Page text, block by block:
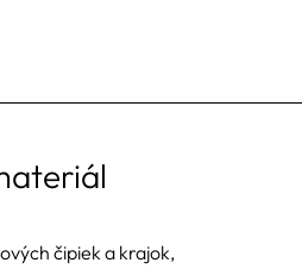
čipiek a krajok,